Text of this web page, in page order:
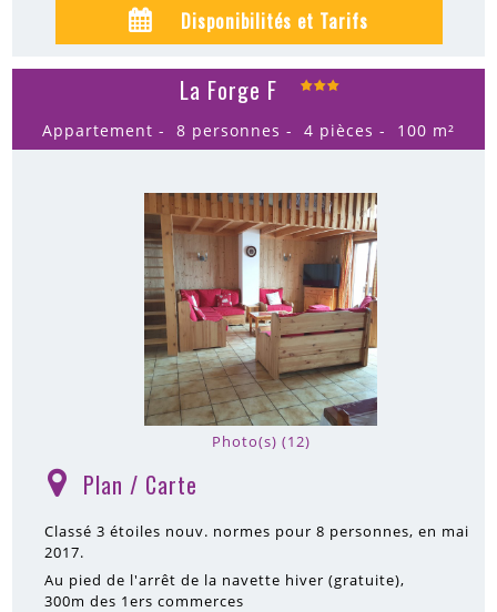
Disponibilités et Tarifs
Photo(s) (12)
La Forge F
Appartement 8 personnes 4 pièces 100 m²
Plan / Carte
Classé 3 étoiles nouv. normes pour 8 personnes, en mai
2017.
Au pied de l'arrêt de la navette hiver (gratuite)
300m des 1ers commerces